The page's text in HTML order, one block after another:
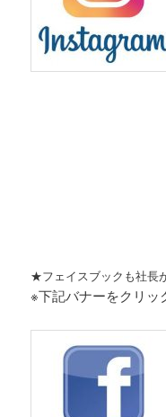
★フェイスブックも社長
※下記バナーをクリ